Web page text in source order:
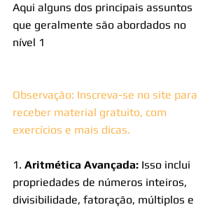
Aqui alguns dos principais assuntos
que geralmente são abordados no
nível 1
Observação: Inscreva-se no site para
receber material gratuito, com
exercícios e mais dicas.
1. Aritmética Avançada: Isso inclui
propriedades de números inteiros,
divisibilidade, fatoração, múltiplos e